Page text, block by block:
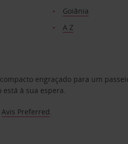
Goiânia
A Z
engraçado para um
à sua espera.
Avis Preferred.